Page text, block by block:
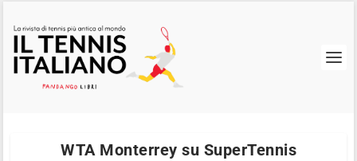
WTA Monterrey su SuperTennis